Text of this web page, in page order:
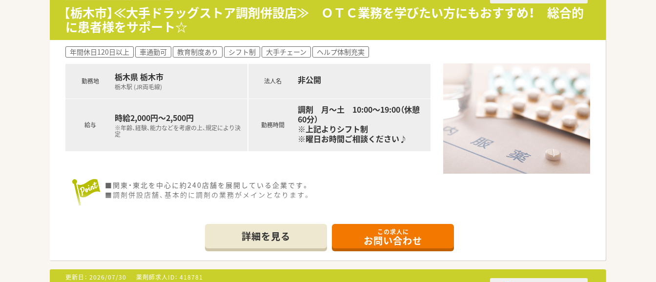
【栃木市】≪大手ドラッグストア調剤併設店≫ ＯＴＣ業務を学びたい方にもおすすめ！ 総合的
に患者様をサポート☆
年間休日120日以上 車通勤可 教育制度あり シフト制 大手チェーン ヘルプ体制充実
勤務地 栃木県 栃木市
栃木駅 (JR両毛線)
給与
時給2,000円～2,500円
※年齢、経験、能力などを考慮の上、規定により決
定
法人名 非公開
勤務時間
調剤 月～土 10:00～19:00（休憩
60分）
※上記よりシフト制
※曜日お時間ご相談ください♪
■関東・東北を中心に約240店舗を展開している企業です。
■調剤併設店舗、基本的に調剤の業務がメインとなります。
詳細を見る この求人に
お問い合わせ
更新日： 2026/07/30 薬剤師求人ID： 418781